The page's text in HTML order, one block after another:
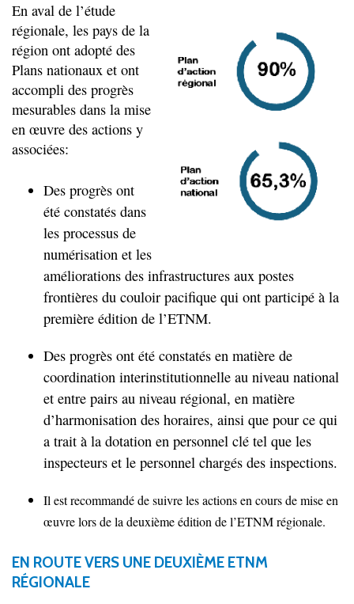
En aval de l’étude
régionale, les pays de la
région ont adopté des
Plans nationaux et ont
accompli des progrès
mesurables dans la mise
en œuvre des actions y
associées:
Des progrès ont
été constatés dans
les processus de
numérisation et les
améliorations des infrastructures aux postes
frontières du couloir pacifique qui ont participé à la
première édition de l’ETNM.
Des progrès ont été constatés en matière de
coordination interinstitutionnelle au niveau national
et entre pairs au niveau régional, en matière
d’harmonisation des horaires, ainsi que pour ce qui
a trait à la dotation en personnel clé tel que les
inspecteurs et le personnel chargés des inspections.
Il est recommandé de suivre les actions en cours de mise en
œuvre lors de la deuxième édition de l’ETNM régionale.
EN ROUTE VERS UNE DEUXIÈME ETNM
RÉGIONALE